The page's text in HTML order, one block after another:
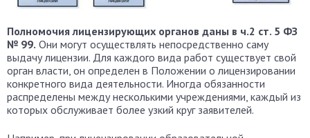
Полномочия лицензирующих органов даны в ч.2 ст. 5 ФЗ
№ 99. Они могут осуществлять непосредственно саму
выдачу лицензии. Для каждого вида работ существует свой
орган власти, он определен в Положении о лицензировании
конкретного вида деятельности. Иногда обязанности
распределены между несколькими учреждениями, каждый из
которых обслуживает более узкий круг заявителей.